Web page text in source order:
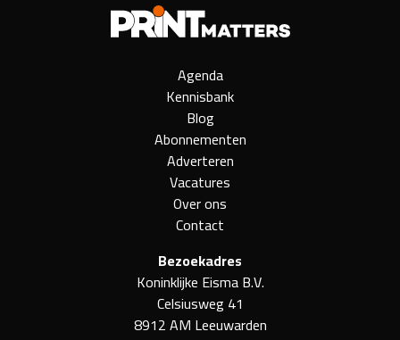
Agenda
Kennisbank
Blog
Abonnementen
Adverteren
Vacatures
Over ons
Contact
Bezoekadres
Koninklijke Eisma B.V.
Celsiusweg 41
8912 AM Leeuwarden